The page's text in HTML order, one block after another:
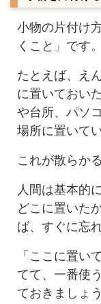
小物の片付け
くこと」です。
たとえば、え
に置いておい
や台所、パソ
場所に置いて
これが散らか
人間は基本的
どこに置いた
ば、すぐに忘
「ここに置い
てて、一番使
ておきましょ